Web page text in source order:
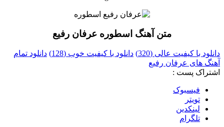
متن آهنگ اسطوره عرفان رفیع
دانلود با کیفیت عالی (320) دانلود با کیفیت خوب (128)
دانلود تمام
آهنگ های عرفان رفیع
اشتراک پست :
فيسبوک
تويتر
لینکدین
تلگرام